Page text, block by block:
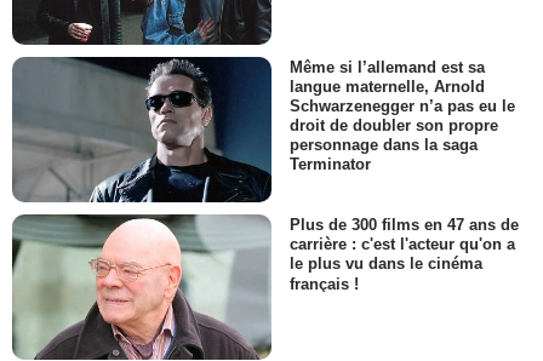
Même si l’allemand est sa
langue maternelle, Arnold
Schwarzenegger n’a pas eu le
droit de doubler son propre
personnage dans la saga
Terminator
Plus de 300 films en 47 ans de
carrière : c'est l'acteur qu'on a
le plus vu dans le cinéma
français !